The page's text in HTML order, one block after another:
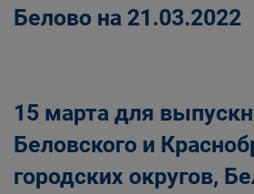
Белово на 21.03.2022
15 марта для
Беловского и
городских округов,